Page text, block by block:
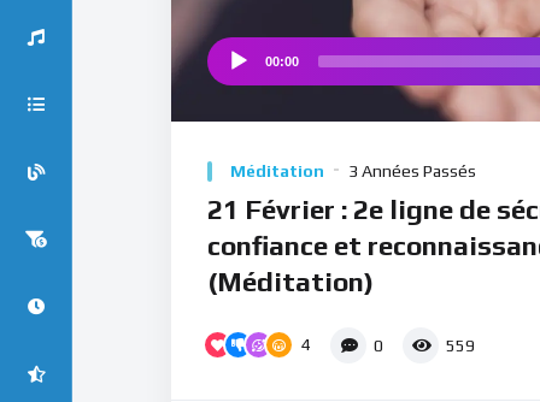
Player
00:00
Méditation 3 Années Passés
21 Février : 2e ligne de
confiance et
(Méditation)
4 0 559